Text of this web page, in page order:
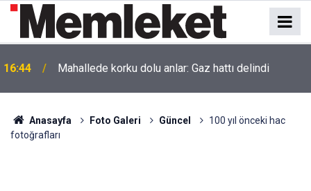
16:44 Mahallede korku dolu anlar: Gaz hattı delindi
Anasayfa Foto Galeri Güncel
100 yıl önceki hac
fotoğrafları